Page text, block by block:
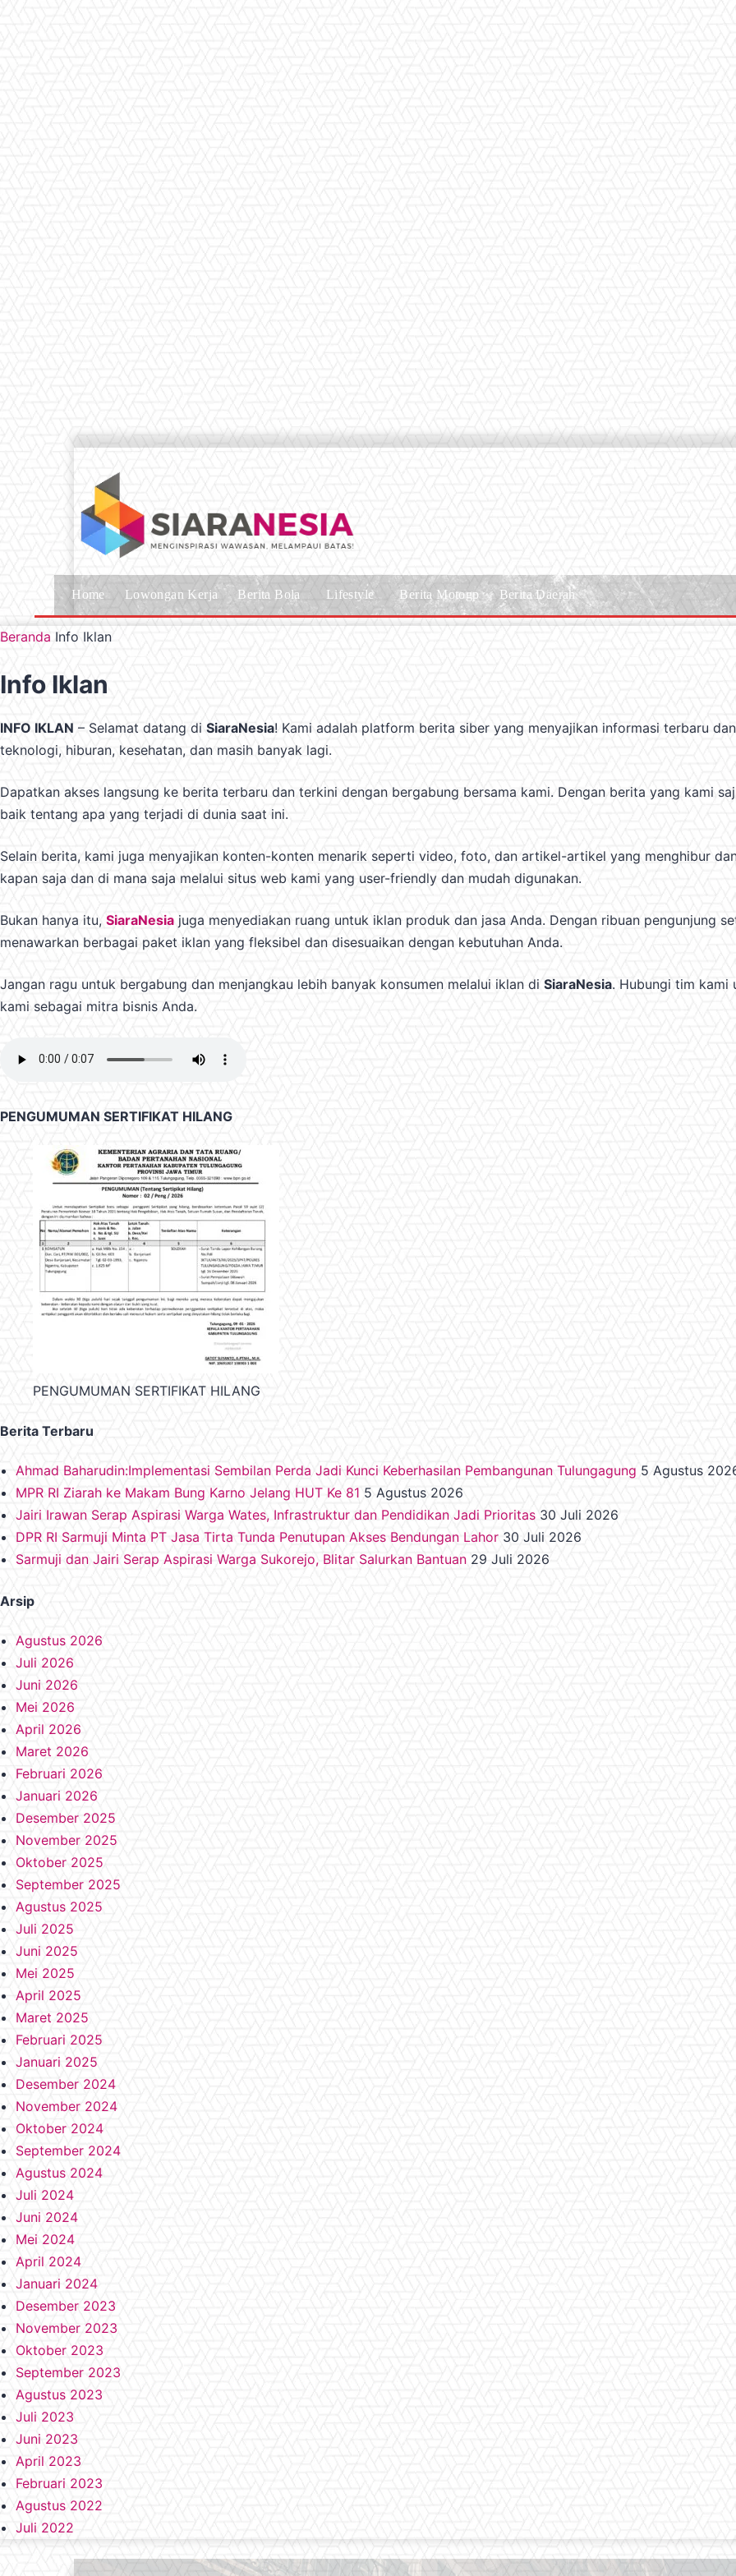
Home Lowongan Kerja Berita Bola Lifestyle Berita Motogp Berita Daerah
Beranda Info Iklan
Info Iklan
INFO IKLAN – Selamat datang di SiaraNesia! Kami adalah platform berita siber yang menyajikan informasi terbaru
teknologi, hiburan, kesehatan, dan masih banyak lagi.
Dapatkan akses langsung ke berita terbaru dan terkini dengan bergabung bersama kami. Dengan berita yang kami
baik tentang apa yang terjadi di dunia saat ini.
Selain berita, kami juga menyajikan konten-konten menarik seperti video, foto, dan artikel-artikel yang menghibur
kapan saja dan di mana saja melalui situs web kami yang user-friendly dan mudah digunakan.
Bukan hanya itu, SiaraNesia juga menyediakan ruang untuk iklan produk dan jasa Anda. Dengan ribuan pengunjung
menawarkan berbagai paket iklan yang fleksibel dan disesuaikan dengan kebutuhan Anda.
Jangan ragu untuk bergabung dan menjangkau lebih banyak konsumen melalui iklan di SiaraNesia. Hubungi tim kami
kami sebagai mitra bisnis Anda.
PENGUMUMAN SERTIFIKAT HILANG
PENGUMUMAN SERTIFIKAT HILANG
Berita Terbaru
Ahmad Baharudin:Implementasi Sembilan Perda Jadi Kunci Keberhasilan Pembangunan Tulungagung 5 Agustus
MPR RI Ziarah ke Makam Bung Karno Jelang HUT Ke 81 5 Agustus 2026
Jairi Irawan Serap Aspirasi Warga Wates, Infrastruktur dan Pendidikan Jadi Prioritas 30 Juli 2026
DPR RI Sarmuji Minta PT Jasa Tirta Tunda Penutupan Akses Bendungan Lahor 30 Juli 2026
Sarmuji dan Jairi Serap Aspirasi Warga Sukorejo, Blitar Salurkan Bantuan 29 Juli 2026
Arsip
Agustus 2026
Juli 2026
Juni 2026
Mei 2026
April 2026
Maret 2026
Februari 2026
Januari 2026
Desember 2025
November 2025
Oktober 2025
September 2025
Agustus 2025
Juli 2025
Juni 2025
Mei 2025
April 2025
Maret 2025
Februari 2025
Januari 2025
Desember 2024
November 2024
Oktober 2024
September 2024
Agustus 2024
Juli 2024
Juni 2024
Mei 2024
April 2024
Januari 2024
Desember 2023
November 2023
Oktober 2023
September 2023
Agustus 2023
Juli 2023
Juni 2023
April 2023
Februari 2023
Agustus 2022
Juli 2022